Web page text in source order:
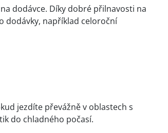
dodávce. Díky dobré přilnavosti na
dodávky, například celoroční
jezdíte převážně v oblastech s
do chladného počasí.